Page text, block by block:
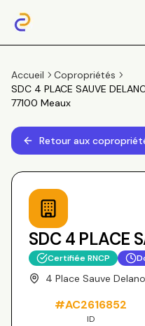
Accueil
Copropriétés
SDC 4 PLACE SAUVE
77100 Meaux
Retour aux
SDC 4 PLACE
Certifiée RNCP
4 Place Sauve
#AC2616852
ID